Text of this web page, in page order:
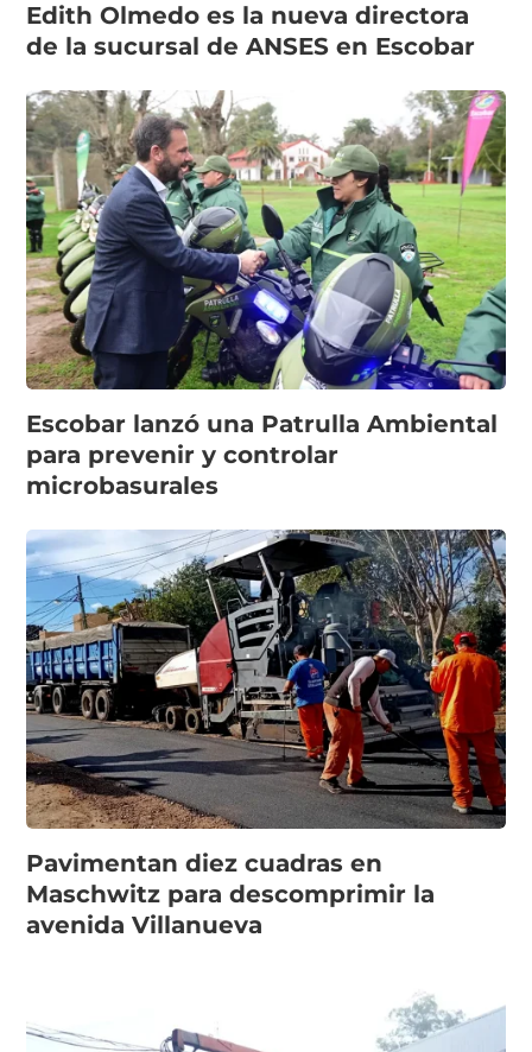
Edith Olmedo es la nueva directora
de la sucursal de ANSES en Escobar
Escobar lanzó una Patrulla Ambiental
para prevenir y controlar
microbasurales
Pavimentan diez cuadras en
Maschwitz para descomprimir la
avenida Villanueva